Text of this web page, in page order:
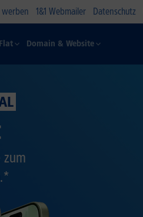
werben 1&1 Webmailer Datenschutz
Domain & Website